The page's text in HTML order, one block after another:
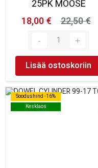
25PK MOOSE
18,00 €
22,50 €
Lisää ostoskoriin
Soodushind -16%
Kesklaos
Soodushind -16%
Kesklaos